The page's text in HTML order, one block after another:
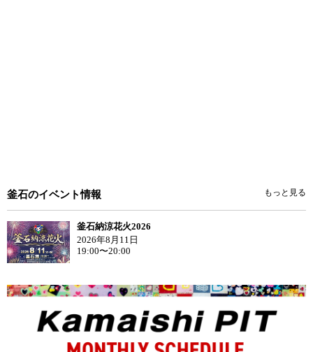
釜石のイベント情報 もっと見る
釜石納涼花火2026
2026年8月11日
19:00〜20:00